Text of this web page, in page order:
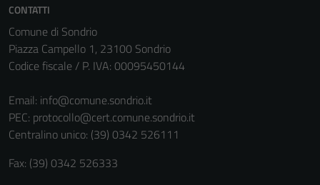
CONTATTI
Comune di Sondrio
Piazza Campello 1, 23100 Sondrio
Codice fiscale / P. IVA: 00095450144
Email: info@comune.sondrio.it
PEC: protocollo@cert.comune.sondrio.it
Centralino unico: (39) 0342 526111
Fax: (39) 0342 526333
Questi cookie
funzionamento